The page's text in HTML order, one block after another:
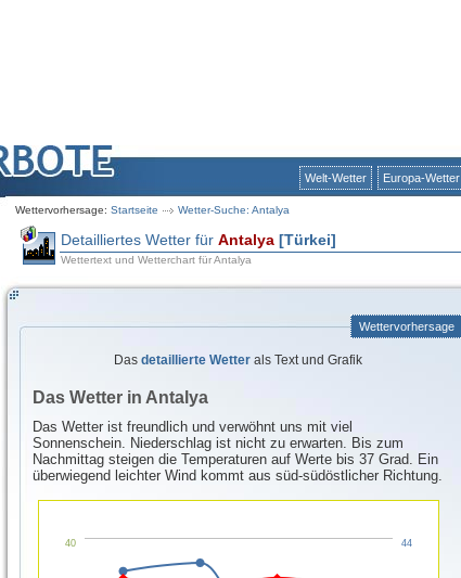
Welt-Wetter Europa-Wetter
Wettervorhersage: Startseite Wetter-Suche: Antalya
Detailliertes Wetter für Antalya [Türkei]
Wettertext und Wetterchart für Antalya
Wettervorhersage
Das detaillierte Wetter als Text und Grafik
Das Wetter in Antalya
Das Wetter ist freundlich und verwöhnt uns mit viel
Sonnenschein. Niederschlag ist nicht zu erwarten. Bis zum
Nachmittag steigen die Temperaturen auf Werte bis 37 Grad. Ein
überwiegend leichter Wind kommt aus süd-südöstlicher Richtung.
40 44